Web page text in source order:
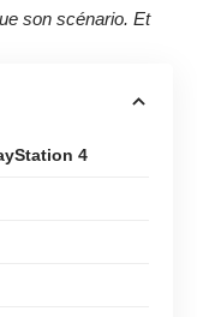
son scénario. Et
4